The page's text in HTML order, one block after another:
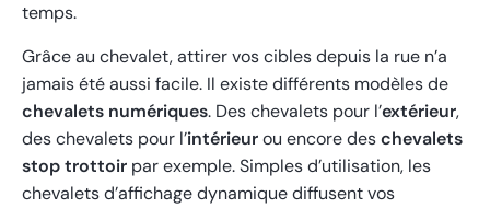
temps.
Grâce au chevalet, attirer vos cibles depuis la rue n’a
jamais été aussi facile. Il existe différents modèles de
chevalets numériques. Des chevalets pour l’extérieur,
des chevalets pour l’intérieurou encore deschevalets
stop trottoir par exemple. Simples d’utilisation, les
chevalets d’affichage dynamique diffusent vos